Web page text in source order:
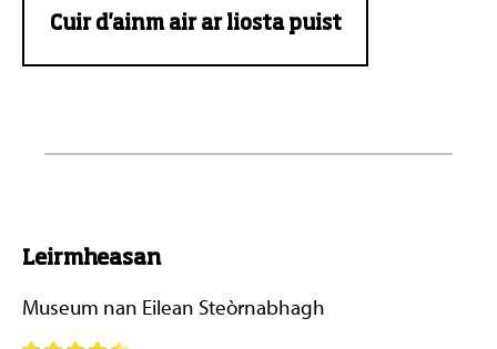
Cuir d'ainm air ar liosta puist
Leirmheasan
Museum nan Eilean Steòrnabhagh